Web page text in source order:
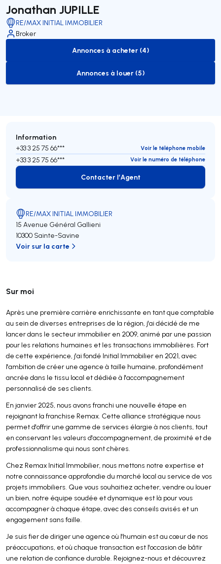
Jonathan JUPILLE
RE/MAX INITIAL IMMOBILIER
Broker
to-buy-listing
Annonces à acheter (4)
to-rent-listing
Annonces à louer (5)
Sur moi
Après une première carrière enrichissante en tant que comptable
au sein de diverses entreprises de la région, j'ai décidé de me
lancer dans le secteur immobilier en 2009, animé par une passion
pour les relations humaines et les transactions immobilières. Fort
de cette expérience, j'ai fondé Initial Immobilier en 2021, avec
l'ambition de créer une agence à taille humaine, profondément
ancrée dans le tissu local et dédiée à l'accompagnement
personnalisé de ses clients.
En janvier 2025, nous avons franchi une nouvelle étape en
rejoignant la franchise Remax. Cette alliance stratégique nous
permet d'offrir une gamme de services élargie à nos clients, tout
en conservant les valeurs d'accompagnement, de proximité et de
professionnalisme qui nous sont chères.
Chez Remax Initial Immobilier, nous mettons notre expertise et
notre connaissance approfondie du marché local au service de vos
projets immobiliers. Que vous souhaitiez acheter, vendre ou louer
un bien, notre équipe soudée et dynamique est là pour vous
accompagner à chaque étape, avec des conseils avisés et un
engagement sans faille.
Je suis fier de diriger une agence où l'humain est au cœur de nos
préoccupations, et où chaque transaction est l'occasion de bâtir
une relation de confiance durable. Rejoignez-nous et découvrez
Information
+33 3 25 75 66*** Voir le téléphone mobile
+33 3 25 75 66*** Voir le numéro de téléphone
Contacter l’Agent
Contacter l’Agent
RE/MAX INITIAL IMMOBILIER
15 Avenue Général Gallieni
10300 Sainte-Savine
Voir sur la carte